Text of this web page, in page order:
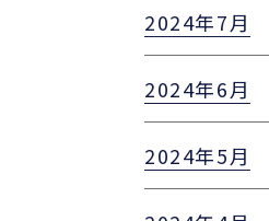
2024年7月
2024年6月
2024年5月